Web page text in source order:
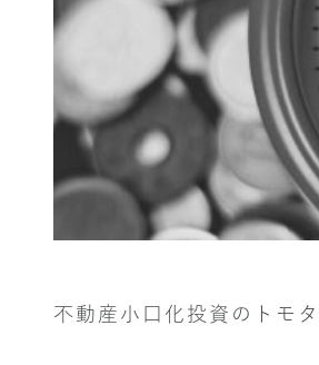
不動産小口化投資のトモ